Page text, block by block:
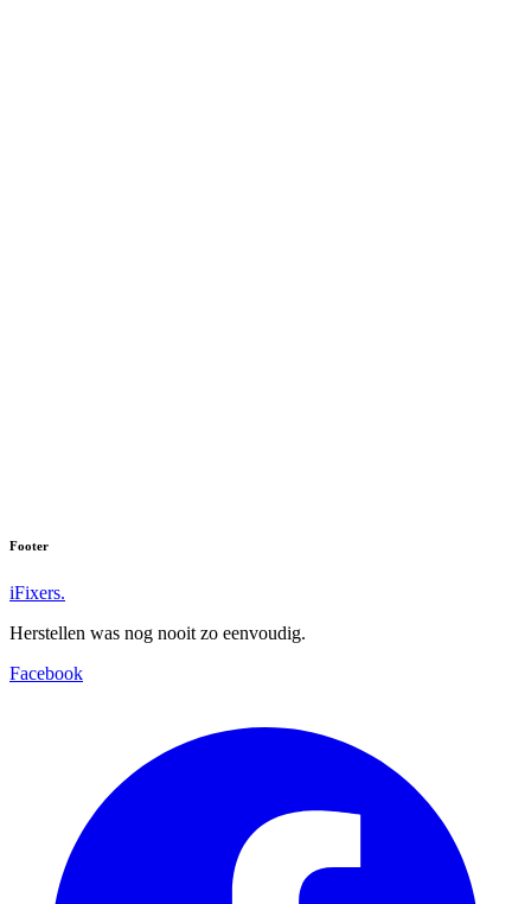
Footer
iFixers.
Herstellen was nog nooit zo eenvoudig.
Facebook